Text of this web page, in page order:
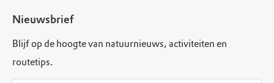
Nieuwsbrief
Blijf op de hoogte van natuurnieuws, activiteiten en
routetips.